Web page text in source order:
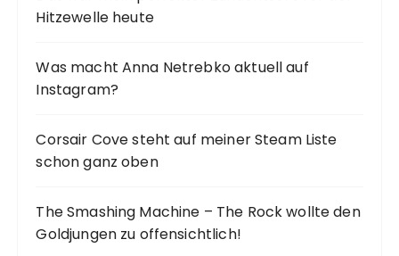
h
Hitzewelle heute
Was macht Anna Netrebko aktuell auf
Instagram?
Corsair Cove steht auf meiner Steam Liste
schon ganz oben
The Smashing Machine – The Rock wollte den
Goldjungen zu offensichtlich!